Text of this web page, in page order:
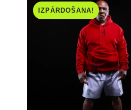
IZPĀRDOŠANA!